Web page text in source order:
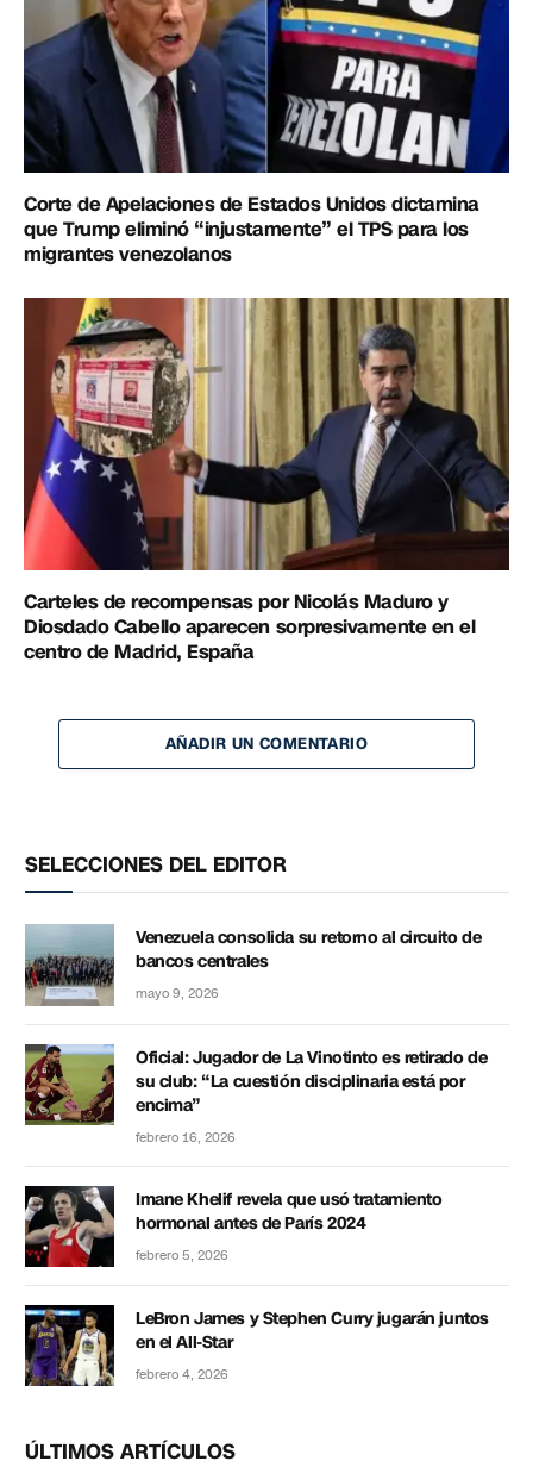
Corte de Apelaciones de Estados Unidos dictamina
que Trump eliminó “injustamente” el TPS para los
migrantes venezolanos
Carteles de recompensas por Nicolás Maduro y
Diosdado Cabello aparecen sorpresivamente en el
centro de Madrid, España
AÑADIR UN COMENTARIO
SELECCIONES DEL EDITOR
Venezuela consolida su retorno al circuito de
bancos centrales
mayo 9, 2026
Oficial: Jugador de La Vinotinto es retirado de
su club: “La cuestión disciplinaria está por
encima”
febrero 16, 2026
Imane Khelif revela que usó tratamiento
hormonal antes de París 2024
febrero 5, 2026
LeBron James y Stephen Curry jugarán juntos
en el All-Star
febrero 4, 2026
ÚLTIMOS ARTÍCULOS